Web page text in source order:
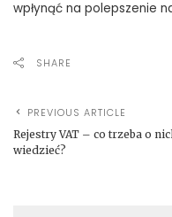
wpłynąć na polepszenie
SHARE
PREVIOUS ARTICLE
Rejestry VAT – co trzeba o
wiedzieć?